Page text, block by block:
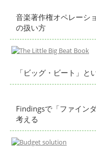
音楽著作権オペレーシ
の扱い方
「ビッグ・ビート」
Findingsで「ファイン
考える